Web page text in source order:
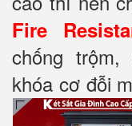
Fire
chống
khóa cơ đỗi